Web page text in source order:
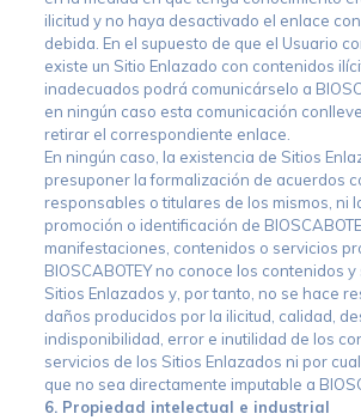
ilicitud y no haya desactivado el enlace
debida. En el supuesto de que el Usuario
existe un Sitio Enlazado con contenidos
inadecuados podrá comunicárselo a
en ningún caso esta comunicación
retirar el correspondiente enlace.
En ningún caso, la existencia de Sitios
presuponer la formalización de acuerdos
responsables o titulares de los mismos, ni
promoción o identificación de
manifestaciones, contenidos o servicios
BIOSCABOTEY no conoce los contenidos
Sitios Enlazados y, por tanto, no se hace
daños producidos por la ilicitud, calidad,
indisponibilidad, error e inutilidad de los
servicios de los Sitios Enlazados ni por
que no sea directamente imputable a
6. Propiedad intelectual e industrial